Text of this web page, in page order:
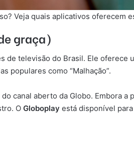
Veja quais aplicativos oferecem
graça)
de televisão do Brasil. Ele oferece
populares como “Malhação”.
canal aberto da Globo. Embora
O Globoplay está disponível